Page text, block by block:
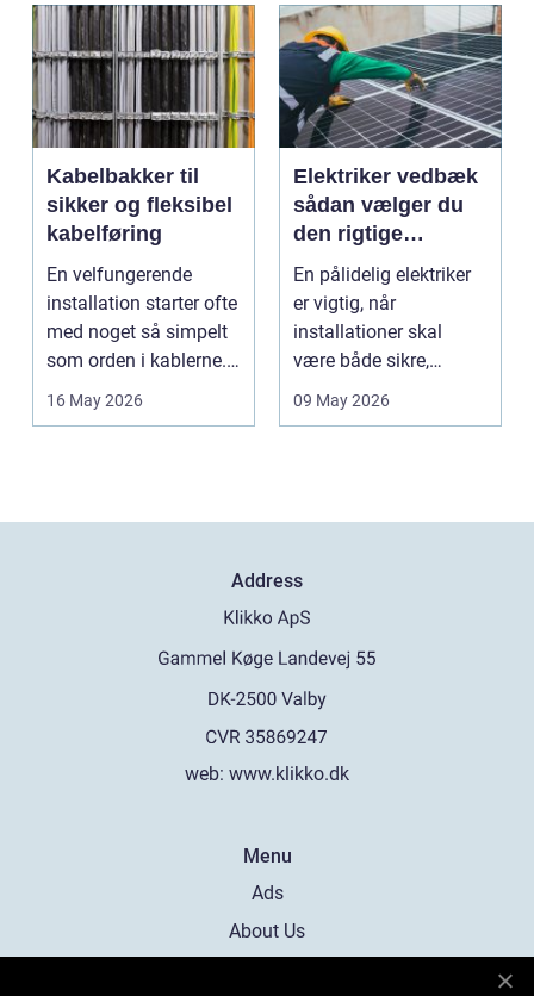
Kabelbakker til
sikker og fleksibel
kabelføring
En velfungerende
installation starter ofte
med noget så simpelt
som orden i kablerne.
Når strøm-, da...
16 May 2026
Elektriker vedbæk
sådan vælger du
den rigtige
fagmand
En pålidelig elektriker
er vigtig, når
installationer skal
være både sikre,
lovlige og holdbare. I
09 May 2026
Address
web: www.klikko.dk
Menu
Ads
About Us